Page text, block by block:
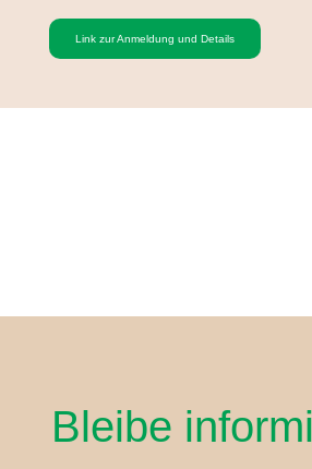
Link zur Anmeldung und Details
Bleibe